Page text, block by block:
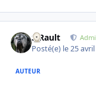
S.Rault
Posté(e) le 25 avril
AUTEUR